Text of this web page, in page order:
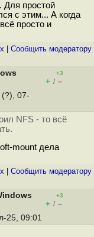
Для простой
с этим... А когда
просто и
Cообщить модератору
+3
+ / –
(?), 07-
NFS - то всё
mount дела
Cообщить модератору
+3
+ / –
25, 09:01